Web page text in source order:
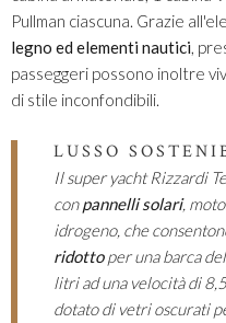
Pullman ciascuna. Grazie
legno ed elementi nautici,
passeggeri possono inoltre
di stile inconfondibili.
LUSSO
Il super yacht Rizzardi
conpannelli solari,
idrogeno, che
ridottoper una barca
litri ad una velocità di
dotato di vetri oscurati